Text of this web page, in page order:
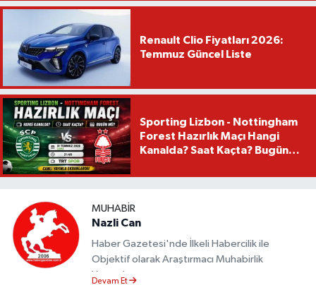
Renault Clio Fiyatları 2026:
Temmuz Güncel Liste
Sporting Lizbon - Nottingham
Forest Hazırlık Maçı Hangi
Kanalda? Saat Kaçta? Bugün
MUHABIR
Nazli Can
Haber Gazetesi'nde İlkeli Habercilik ile
Objektif olarak Araştırmacı Muhabirlik
Yapmaktayım.
Devam Et